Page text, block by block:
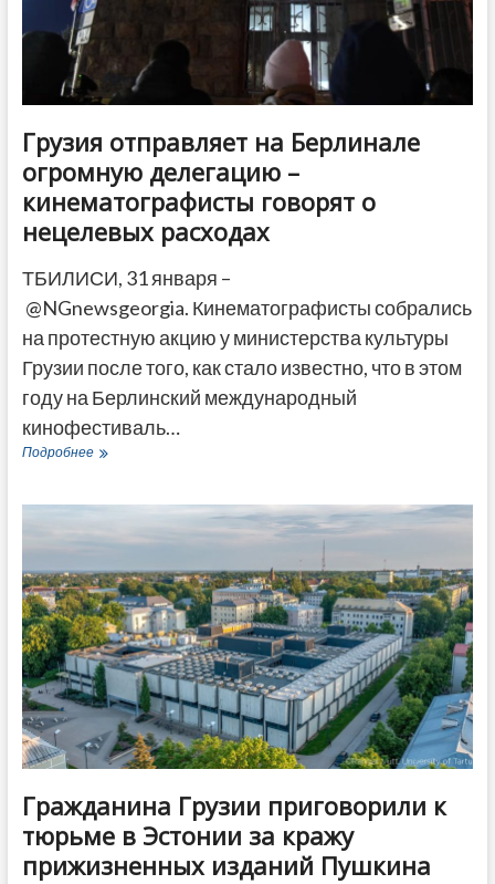
Грузия отправляет на Берлинале
огромную делегацию –
кинематографисты говорят о
нецелевых расходах
ТБИЛИСИ, 31 января –
@NGnewsgeorgia. Кинематографисты собрались
на протестную акцию у министерства культуры
Грузии после того, как стало известно, что в этом
году на Берлинский международный
кинофестиваль…
ПодробнееГрузия
–
кинематографисты
говорят
о
нецелевых
расходах
Гражданина Грузии приговорили к
тюрьме в Эстонии за кражу
прижизненных изданий Пушкина